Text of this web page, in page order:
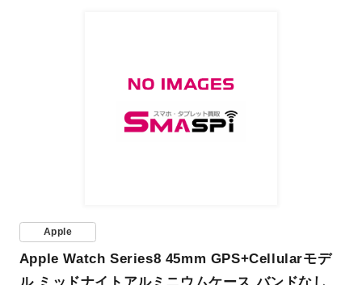
Apple
Apple Watch Series8 45mm GPS+Cellularモデ